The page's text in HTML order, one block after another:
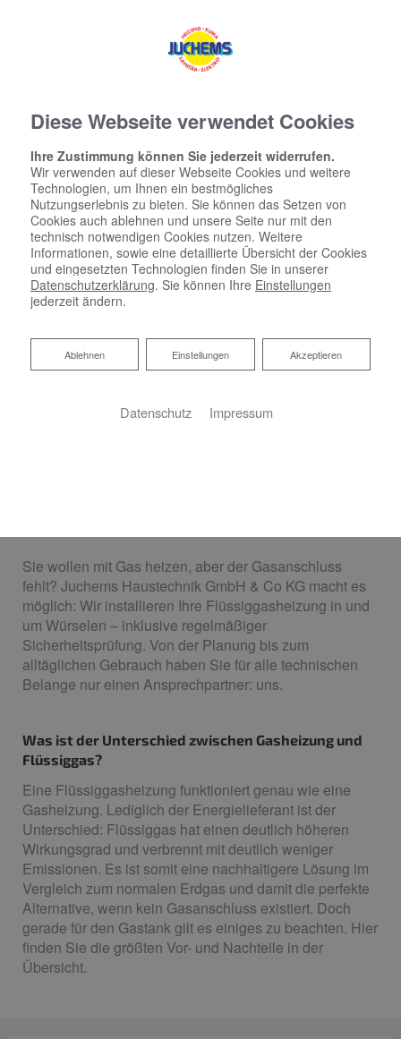
Sie wollen mit Gas heizen, aber der Gasanschluss
fehlt? Juchems Haustechnik GmbH & Co KG macht es
möglich: Wir installieren Ihre Flüssiggasheizung in und
um Würselen – inklusive regelmäßiger
Sicherheitsprüfung. Von der Planung bis zum
alltäglichen Gebrauch haben Sie für alle technischen
Belange nur einen Ansprechpartner: uns.
Was ist der Unterschied zwischen Gasheizung und
Flüssiggas?
Eine Flüssiggasheizung funktioniert genau wie eine
Gasheizung. Lediglich der Energielieferant ist der
Unterschied: Flüssiggas hat einen deutlich höheren
Wirkungsgrad und verbrennt mit deutlich weniger
Emissionen. Es ist somit eine nachhaltigere Lösung im
Vergleich zum normalen Erdgas und damit die perfekte
Alternative, wenn kein Gasanschluss existiert. Doch
gerade für den Gastank gilt es einiges zu beachten. Hier
finden Sie die größten Vor- und Nachteile in der
Übersicht.
Diese Webseite verwendet Cookies
Ihre Zustimmung können Sie jederzeit widerrufen.
Wir verwenden auf dieser Webseite Cookies und weitere
Technologien, um Ihnen ein bestmögliches
Nutzungserlebnis zu bieten. Sie können das Setzen von
Cookies auch ablehnen und unsere Seite nur mit den
technisch notwendigen Cookies nutzen. Weitere
Informationen, sowie eine detaillierte Übersicht der Cookies
und eingesetzten Technologien finden Sie in unserer
Datenschutzerklärung. Sie können Ihre Einstellungen
jederzeit ändern.
Akzeptieren
Einstellungen
Ablehnen
Ablehnen
Datenschutz Impressum